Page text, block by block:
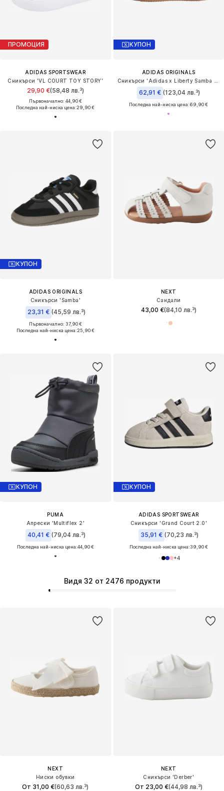
ПРОМОЦИЯ
ADIDAS SPORTSWEAR
Сникърси 'VL COURT TOY STORY'
29,90 €(58,48 лв.³)
Първоначално: 44,90 €
Последна най-ниска цена:29,90 €
КУПОН
ADIDAS ORIGINALS
62,91 € (123,04 лв.³)
Последна най-ниска цена:69,90 €
КУПОН
ADIDAS ORIGINALS
Сникърси 'Samba'
23,31 € (45,59 лв.³)
Първоначално: 37,90 €
Последна най-ниска цена:25,90 €
NEXT
Сандали
43,00 €(84,10 лв.³)
КУПОН
PUMA
Апрески 'Multiflex 2'
40,41 € (79,04 лв.³)
Последна най-ниска цена:44,90 €
КУПОН
ADIDAS SPORTSWEAR
Сникърси 'Grand Court 2.0'
35,91 € (70,23 лв.³)
Последна най-ниска цена:39,90 €
+4
Видя 32 от 2476 продукти
NEXT
Ниски обувки
От 31,00 €(60,63 лв.³)
NEXT
Сникърси 'Derber'
От 23,00 €(44,98 лв.³)